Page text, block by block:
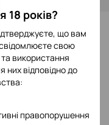
18 років?
що вам
свою
та використання
них відповідно до
правопорушення